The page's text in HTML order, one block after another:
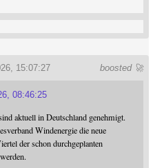
boosted 🚀
15:07:27
08:46:25
aktuell in Deutschland genehmigt.
Windenergie die neue
der schon durchgeplanten